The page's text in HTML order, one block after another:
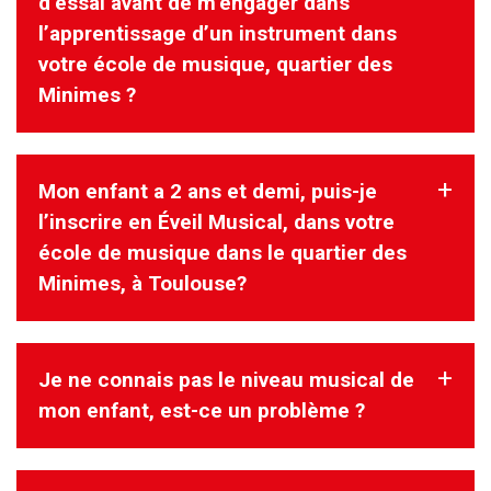
Il n’est pas dissocié de l’instrument, il est dès les premiers
cours intégré comme un dessin
correspondant à un geste et à un son, il est aussi chanté.
l’apprentissage d’un instrument dans
votre école de musique, quartier des
Minimes ?
Oui !Vous pouvez réserver directement sur le formulaire.
Votre rencontre avec le directeur pédagogique tient lieu de
cours d’essai.
Mon enfant a 2 ans et demi, puis-je
l’inscrire en Éveil Musical, dans votre
école de musique dans le quartier des
Minimes, à Toulouse?
Il est possible d’inscrire un enfant à 2 ans et demi.
Préalablement à l’inscription, nous proposons une rencontre
avec l’enfant sur un atelier afin
d’évaluer sa maturité et de choisir le niveau adapté.
Je ne connais pas le niveau musical de
mon enfant, est-ce un problème ?